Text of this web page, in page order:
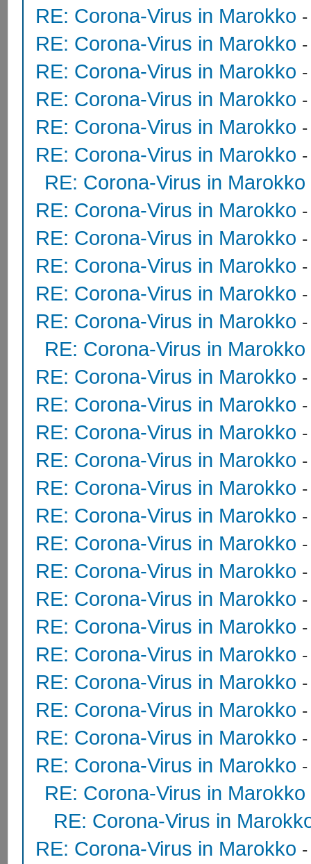
RE: Corona-Virus in Marokko
RE: Corona-Virus in Marokko
RE: Corona-Virus in Marokko
RE: Corona-Virus in Marokko
RE: Corona-Virus in Marokko
RE: Corona-Virus in Marokko
RE: Corona-Virus in Marokko
RE: Corona-Virus in Marokko
RE: Corona-Virus in Marokko
RE: Corona-Virus in Marokko
RE: Corona-Virus in Marokko
RE: Corona-Virus in Marokko
RE: Corona-Virus in Marokko
RE: Corona-Virus in Marokko
RE: Corona-Virus in Marokko
RE: Corona-Virus in Marokko
RE: Corona-Virus in Marokko
RE: Corona-Virus in Marokko
RE: Corona-Virus in Marokko
RE: Corona-Virus in Marokko
RE: Corona-Virus in Marokko
RE: Corona-Virus in Marokko
RE: Corona-Virus in Marokko
RE: Corona-Virus in Marokko
RE: Corona-Virus in Marokko
RE: Corona-Virus in Marokko
RE: Corona-Virus in Marokko
RE: Corona-Virus in Marokko
RE: Corona-Virus in Marokko
RE: Corona-Virus in
RE: Corona-Virus in Marokko